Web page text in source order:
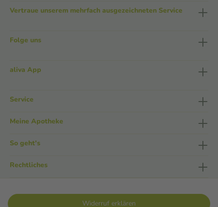
Vertraue unserem mehrfach ausgezeichneten Service
Folge uns
aliva App
Service
Meine Apotheke
So geht's
Rechtliches
Widerruf erklären